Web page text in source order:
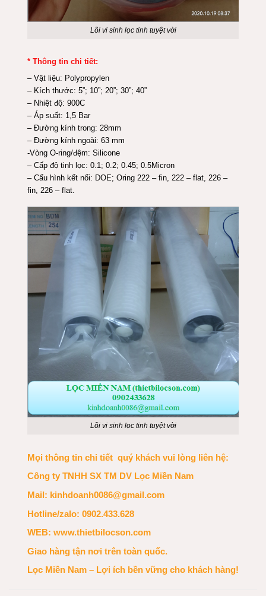
Lõi vi sinh lọc tinh tuyệt vời
* Thông tin chi tiết:
– Vật liệu: Polypropylen
– Kích thước: 5”; 10”; 20”; 30”; 40”
– Nhiệt độ: 900C
– Áp suất: 1,5 Bar
– Đường kính trong: 28mm
– Đường kính ngoài: 63 mm
-Vòng O-ring/đệm: Silicone
– Cấp độ tinh lọc: 0.1; 0.2; 0.45; 0.5Micron
– Cấu hình kết nối: DOE; Oring 222 – fin, 222 – flat, 226 –
fin, 226 – flat.
Lõi vi sinh lọc tinh tuyệt vời
Mọi thông tin chi tiết quý khách vui lòng liên hệ:
Công ty TNHH SX TM DV Lọc Miền Nam
Mail: kinhdoanh0086@gmail.com
Hotline/zalo: 0902.433.628
WEB: www.thietbilocson.com
Giao hàng tận nơi trên toàn quốc.
Lọc Miền Nam – Lợi ích bền vững cho khách hàng!